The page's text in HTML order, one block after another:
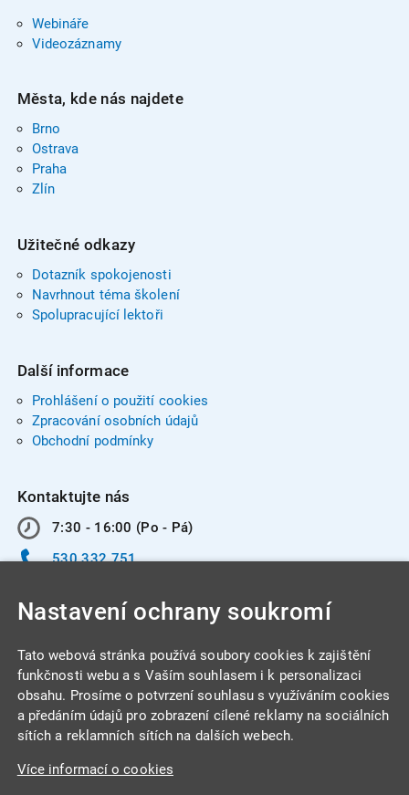
Webináře
Videozáznamy
Města, kde nás najdete
Brno
Ostrava
Praha
Zlín
Užitečné odkazy
Dotazník spokojenosti
Navrhnout téma školení
Spolupracující lektoři
Další informace
Prohlášení o použití cookies
Zpracování osobních údajů
Obchodní podmínky
Kontaktujte nás
7:30 - 16:00 (Po - Pá)
530 332 751
INTEGRA CENTRUM s.r.o.
Jabloňová 662/7
Nastavení ochrany soukromí
Tato webová stránka používá soubory cookies k zajištění
funkčnosti webu a s Vaším souhlasem i k personalizaci
obsahu. Prosíme o potvrzení souhlasu s využíváním cookies
a předáním údajů pro zobrazení cílené reklamy na sociálních
sítích a reklamních sítích na dalších webech.
Více informací o cookies